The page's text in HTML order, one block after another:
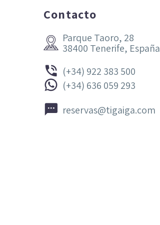
Contacto

 Parque Taoro, 28
38400 Tenerife, España

 (+34) 922 383 500

 (+34) 636 059 293

 reservas@tigaiga.com